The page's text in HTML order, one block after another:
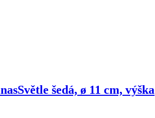
Světle šedá, ø 11 cm, výška